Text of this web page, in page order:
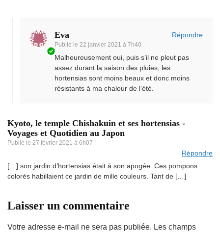
Eva
Publié le 22 janvier 2021 à 7h40
Répondre
Malheureusement oui, puis s’il ne pleut pas
assez durant la saison des pluies, les
hortensias sont moins beaux et donc moins
résistants à ma chaleur de l’été.
Kyoto, le temple Chishakuin et ses hortensias -
Voyages et Quotidien au Japon
Publié le 27 février 2021 à 6h07
Répondre
[…] son jardin d’hortensias était à son apogée. Ces pompons
colorés habillaient ce jardin de mille couleurs. Tant de […]
Laisser un commentaire
Votre adresse e-mail ne sera pas publiée. Les champs